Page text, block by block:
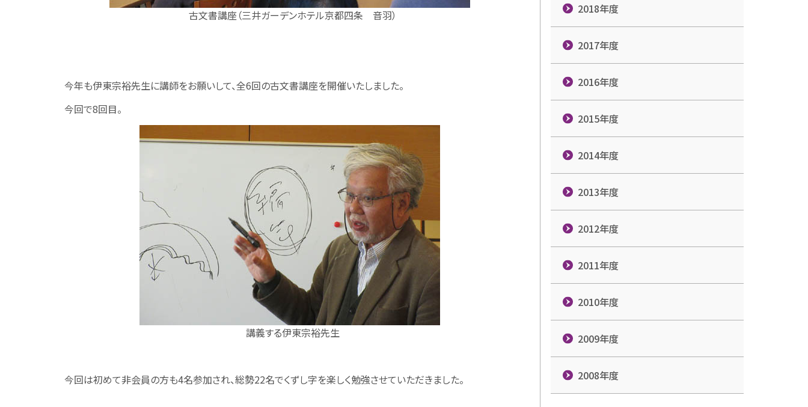
2018年度
2017年度
2016年度
2015年度
2014年度
2013年度
2012年度
2011年度
2010年度
2009年度
2008年度
古文書講座（三井ガーデンホテル京都四条 音羽）
今年も伊東宗裕先生に講師をお願いして、全6回の古文書講座を開催いたしました。
今回で8回目。
講義する伊東宗裕先生
今回は初めて非会員の方も4名参加され、総勢22名でくずし字を楽しく勉強させていただきました。